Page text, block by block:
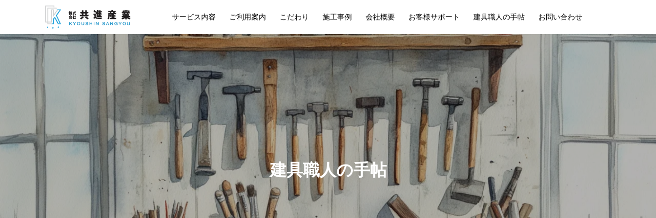
サービス内容 ご利用案内 こだわり 施工事例 会社概要 お客様サポート 建具職人の手帖 お問い合わせ
建具職人の手帖